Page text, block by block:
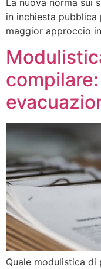
in inchiesta pubblica
maggior approccio
Quale modulistica di